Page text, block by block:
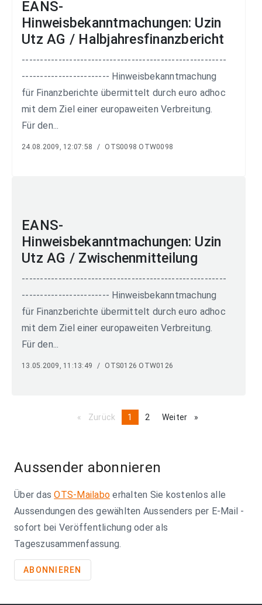
EANS-
Hinweisbekanntmachungen: Uzin
Utz AG / Halbjahresfinanzbericht
--------------------------------------------------------
------------------------ Hinweisbekanntmachung
für Finanzberichte übermittelt durch euro adhoc
mit dem Ziel einer europaweiten Verbreitung.
Für den...
24.08.2009, 12:07:58 / OTS0098 OTW0098
EANS-
Hinweisbekanntmachungen: Uzin
Utz AG / Zwischenmitteilung
--------------------------------------------------------
------------------------ Hinweisbekanntmachung
für Finanzberichte übermittelt durch euro adhoc
mit dem Ziel einer europaweiten Verbreitung.
Für den...
13.05.2009, 11:13:49 / OTS0126 OTW0126
Zurück pageYou're
1 page
2 Weiter page
Aussender abonnieren
Über dasOTS-Mailabo erhalten Sie kostenlos alle
Aussendungen des gewählten Aussenders per E-Mail -
sofort bei Veröffentlichung oder als
Tageszusammenfassung.
ABONNIEREN